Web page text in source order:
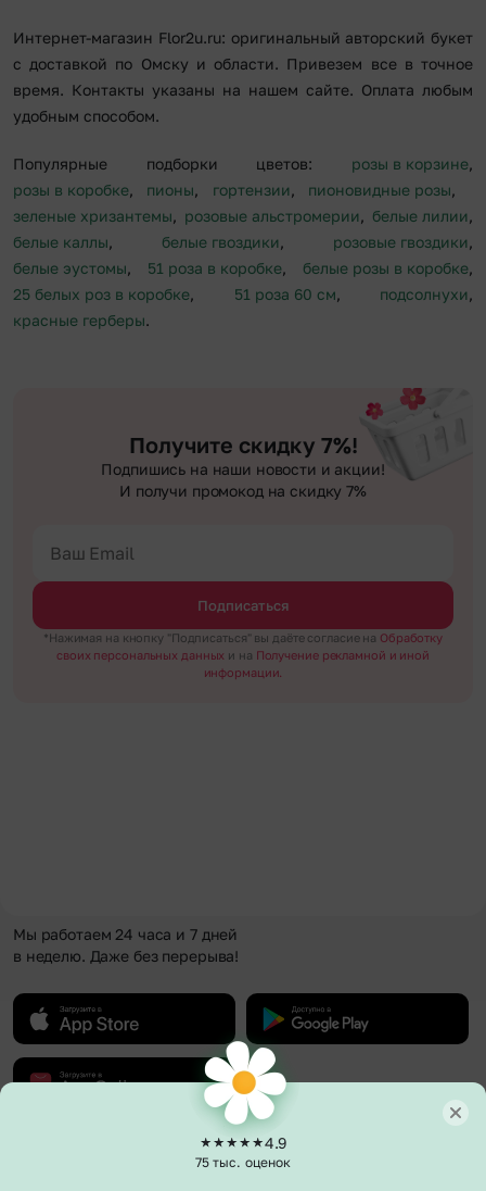
Интернет-магазин Flor2u.ru: оригинальный авторский букет
с доставкой по Омску и области. Привезем все в точное
время. Контакты указаны на нашем сайте. Оплата любым
удобным способом.
Популярные подборки цветов: розы в корзине,
розы в коробке, пионы, гортензии, пионовидные розы,
зеленые хризантемы, розовые альстромерии, белые лилии,
белые каллы, белые гвоздики, розовые гвоздики,
белые эустомы, 51 роза в коробке, белые розы в коробке,
25 белых роз в коробке, 51 роза 60 см, подсолнухи,
красные герберы.
Получите скидку 7%!
Подпишись на наши новости и акции!
И получи промокод на скидку 7%
Подписаться
*Нажимая на кнопку "Подписаться" вы даёте согласие на Обработку
своих персональных данных и на Получение рекламной и иной
информации.
Мы работаем 24 часа и 7 дней
в неделю. Даже без перерыва!
4.9
75 тыс. оценок